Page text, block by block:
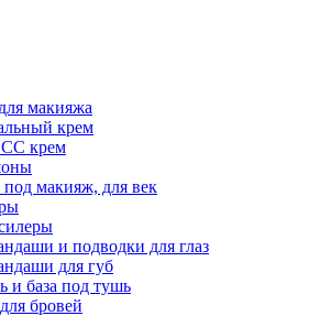
макияжа
крем
крем
под макияж, для век
и подводки для глаз
для губ
и база под тушь
бровей